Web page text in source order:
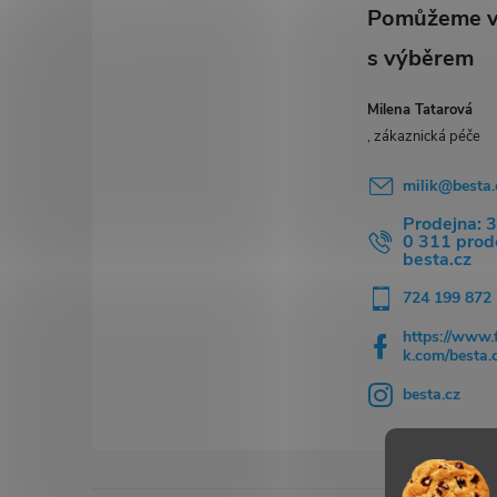
Milena Tatarová
milik@
Prodejna:
0 311
besta.cz
724 199 872
https://
k.com/
besta.cz